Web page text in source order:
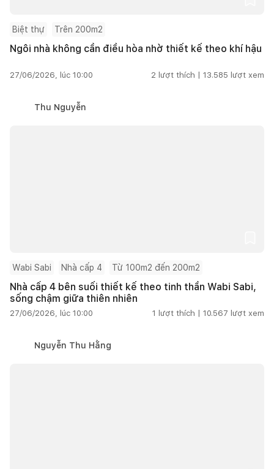
Biệt thự Trên 200m2
Ngôi nhà không cần điều hòa nhờ thiết kế theo khí hậu
27/06/2026, lúc 10:00 2 lượt thích | 13.585 lượt xem
Thu Nguyễn
Wabi Sabi Nhà cấp 4 Từ 100m2 đến 200m2
Nhà cấp 4 bên suối thiết kế theo tinh thần Wabi Sabi,
sống chậm giữa thiên nhiên
27/06/2026, lúc 10:00 1 lượt thích | 10.567 lượt xem
Nguyễn Thu Hằng